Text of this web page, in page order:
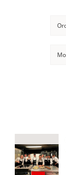
Financiado